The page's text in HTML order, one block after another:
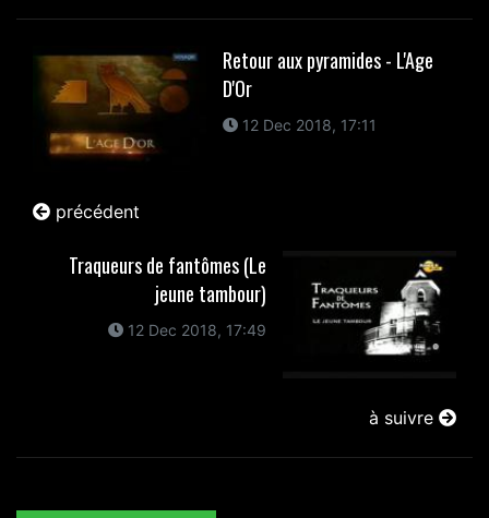
Retour aux pyramides - L'Age
D'Or
12 Dec 2018, 17:11
précédent
Traqueurs de fantômes (Le
jeune tambour)
12 Dec 2018, 17:49
à suivre